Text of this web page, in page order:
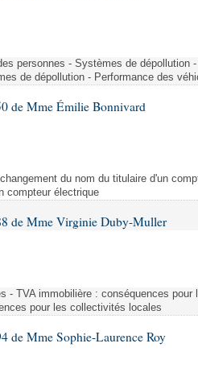
lois
des lois
personnes - Systèmes de dépollution
de dépollution - Performance des
de Mme Émilie Bonnivard
du nom du titulaire d'un
compteur électrique
de Mme Virginie Duby-Muller
- TVA immobilière : conséquences
pour les collectivités locales
de Mme Sophie-Laurence Roy